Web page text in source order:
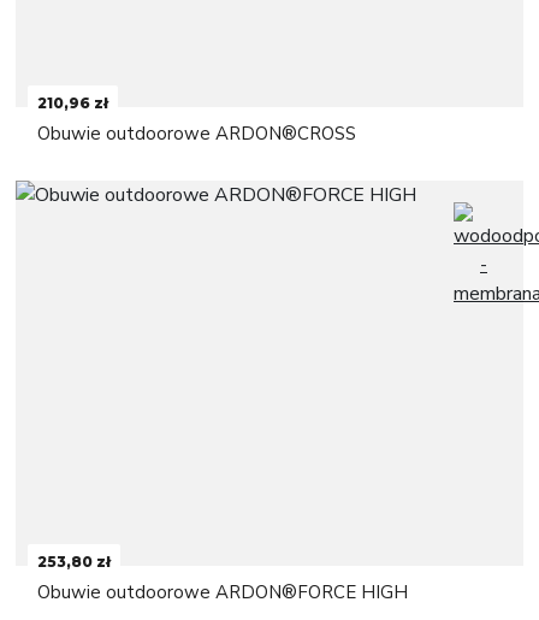
210,96 zł
Obuwie outdoorowe ARDON®CROSS
253,80 zł
Obuwie outdoorowe ARDON®FORCE HIGH